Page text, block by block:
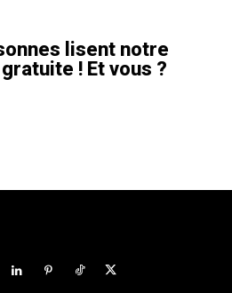
lisent notre
! Et vous ?